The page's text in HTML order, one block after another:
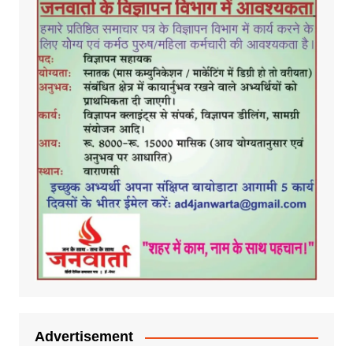
Advertisement